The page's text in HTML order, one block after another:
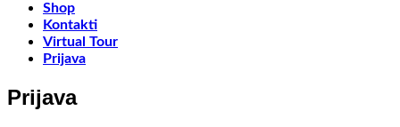
Shop
Kontakti
Virtual Tour
Prijava
Prijava